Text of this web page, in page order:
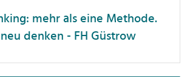
mehr als eine Methode.
denken - FH Güstrow